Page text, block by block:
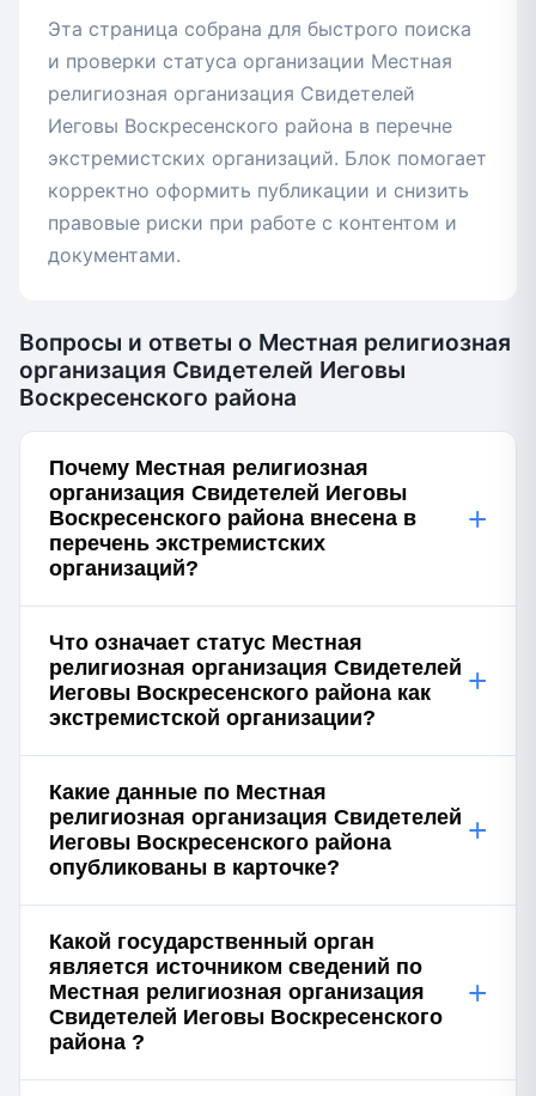
Эта страница собрана для быстрого поиска
и проверки статуса организации Местная
религиозная организация Свидетелей
Иеговы Воскресенского района в перечне
экстремистских организаций. Блок помогает
корректно оформить публикации и снизить
правовые риски при работе с контентом и
документами.
Вопросы и ответы о Местная религиозная
организация Свидетелей Иеговы
Воскресенского района
Почему Местная религиозная
организация Свидетелей Иеговы
Воскресенского района внесена в
перечень экстремистских
организаций?
+
Что означает статус Местная
религиозная организация Свидетелей
Иеговы Воскресенского района как
экстремистской организации?
+
Какие данные по Местная
религиозная организация Свидетелей
Иеговы Воскресенского района
опубликованы в карточке?
+
Какой государственный орган
является источником сведений по
Местная религиозная организация
Свидетелей Иеговы Воскресенского
района ?
+